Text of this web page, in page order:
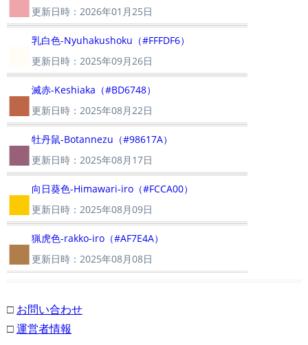
更新日時：2026年01月25日
乳白色-Nyuhakushoku（#FFFDF6）
更新日時：2025年09月26日
■滅赤-Keshiaka（#BD6748）
更新日時：2025年08月22日
■牡丹鼠-Botannezu（#98617A）
更新日時：2025年08月17日
■ 向日葵色-Himawari-iro（#FCCA00）
更新日時：2025年08月09日
■猟虎色-rakko-iro（#AF7E4A）
更新日時：2025年08月08日
□ お問い合わせ
□運営者情報